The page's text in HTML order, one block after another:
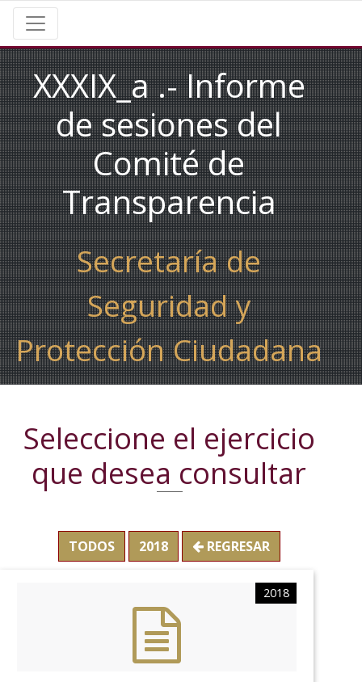
XXXIX_a.-Informe
de sesiones del
Comité de
Transparencia
Secretaría de
Seguridad y
Protección Ciudadana
Seleccione el ejercicio
que desea consultar
TODOS 2018 REGRESAR
2018